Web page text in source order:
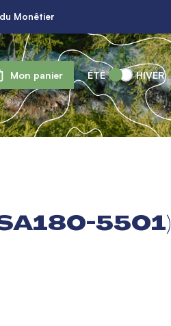
Monêtier
Mon panier ÉTÉ HIVER
5501)